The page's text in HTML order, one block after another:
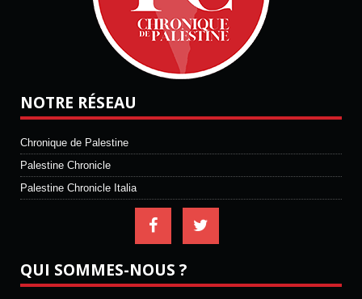
NOTRE RÉSEAU
Chronique de Palestine
Palestine Chronicle
Palestine Chronicle Italia
QUI SOMMES-NOUS ?